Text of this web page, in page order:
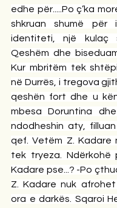
edhe për.....Po ç’ka
shkruan shumë për
identiteti, një kulaç
Qeshëm dhe
Kur mbritëm tek
në Durrës, i tregova
qeshën fort dhe u
mbesa Doruntina
ndodheshin aty,
qef. Vetëm Z. Kadare
tek tryeza. Ndërkohë
Kadare pse...? -Po
Z. Kadare nuk
ora e darkës. Sqaroi